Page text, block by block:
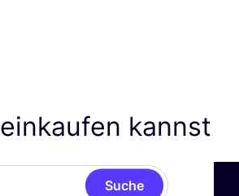
einkaufen kannst
Suche